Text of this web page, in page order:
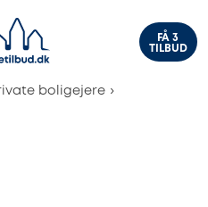
FÅ 3
TILBUD
boligejere ›